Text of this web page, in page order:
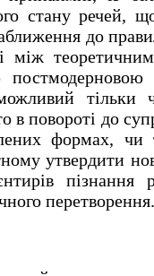
стану речей,
до
тільки
в повороті до
формах, чи
утвердити
пізнання
перетворення.